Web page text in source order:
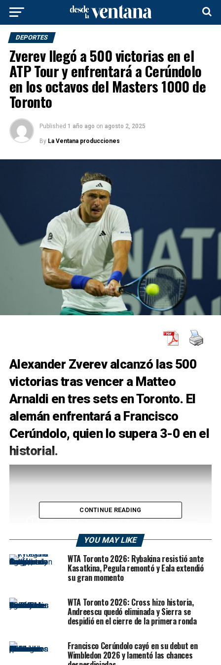
DEPORTES
Zverev llegó a 500 victorias en el
ATP Tour y enfrentará a Cerúndolo
en los octavos del Masters 1000 de
Toronto
Published 1 año ago on agosto 2, 2025
By La Ventana producciones
Alexander Zverev alcanzó las 500
victorias tras vencer a Matteo
Arnaldi en tres sets en Toronto. El
alemán enfrentará a Francisco
Cerúndolo, quien lo supera 3-0 en el
historial.
Zverev alcanzó las 500 victorias en
el circuito ATP
victoria número 500 en el ATP Tour. El triunfo fue ante
el italiano Matteo Arnaldi, por 6-7(5), 6-3 y 6-2, en un
CONTINUE READING
YOU MAY LIKE
WTA Toronto 2026: Rybakina resistió ante
Kasatkina, Pegula remontó y Eala extendió
su gran momento
WTA Toronto 2026: Cross hizo historia,
Andreescu quedó eliminada y Sierra se
despidió en el cierre de la primera ronda
Francisco Cerúndolo cayó en su debut en
Wimbledon 2026 y lamentó las chances